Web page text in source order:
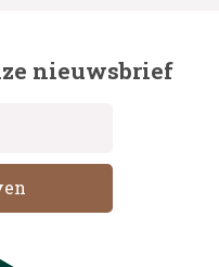
nieuwsbrief